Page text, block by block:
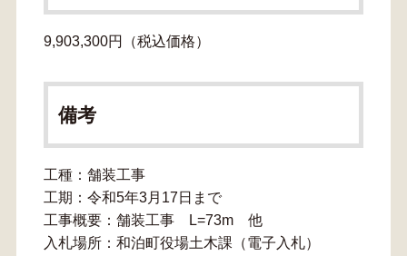
9,903,300円（税込価格）
備考
工種：舗装工事
工期：令和5年3月17日まで
工事概要：舗装工事 L=73m 他
入札場所：和泊町役場土木課（電子入札）